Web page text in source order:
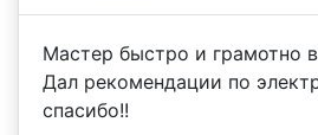
Мастер быстро и грамотно
Дал рекомендации по
спасибо!!